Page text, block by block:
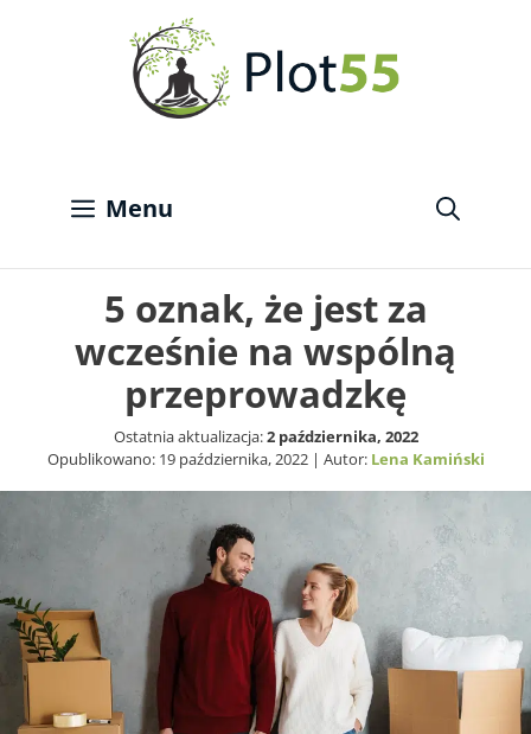
Menu
5 oznak, że jest za
wcześnie na wspólną
przeprowadzkę
Ostatnia aktualizacja:2 października, 2022
Opublikowano: 19 października, 2022 | Autor: Lena Kamiński